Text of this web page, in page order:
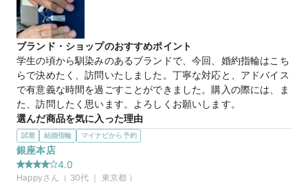
た。
この店舗の良かったところ
4℃、4℃ブライダル共にスタッフさんの対応が良かったです。
いくつか見にいった中には、商品はとても良いのに、
他に見に行ったブランドを聞かれるので応えたところ見に行っ
たブランドをけなす内容を延々と聞かされ候補から除いたブラ
ンドもあります。
毎日つけるものなので、見る度その時の事を思い出すのは嫌な
ので、印象は良くありませんよね。
その点こちらのスタッフさんは切返しがとても良く良い印象で
した^ ^
ブランド・ショップのおすすめポイント
学生の頃から馴染みのあるブランドで、今回、婚約指輪はこち
らで決めたく、訪問いたしました。丁寧な対応と、アドバイス
で有意義な時間を過ごすことができました。購入の際には、ま
た、訪問したく思います。よろしくお願いします。
選んだ商品を気に入った理由
とにかくデザインが、彼女の好みで購入を検討しています。
他のブランドでも色々指輪をみましたが、値段的にも手の届く
範囲で、安心しております。まだ、購入は検討していますが、
購入の際は是非よろしくお願いします。
試着 結婚指輪 マイナビから予約
銀座本店
4.0
Happyさん（ 30代 ｜ 東京都 ）